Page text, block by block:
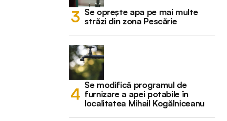
Se oprește apa pe mai multe
străzi din zona Pescărie
Se modifică programul de
furnizare a apei potabile în
localitatea Mihail Kogălniceanu